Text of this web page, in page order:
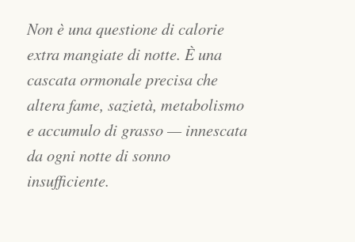
Non è una questione di calorie
extra mangiate di notte. È una
cascata ormonale precisa che
altera fame, sazietà, metabolismo
e accumulo di grasso — innescata
da ogni notte di sonno
insufficiente.